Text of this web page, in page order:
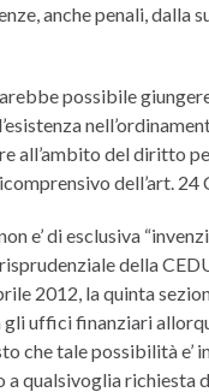
anche penali,
possibile
all’ambito del diritto
dell’art. 24
e’ di esclusiva
della
2012, la quinta
uffici finanziari
che tale possibilità
a qualsivoglia richiesta